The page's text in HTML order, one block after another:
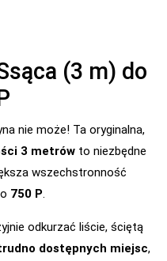
(3 m) do
nie może! Ta oryginalna,
3 metrów to niezbędne
wszechstronność
750 P.
odkurzać liście, ściętą
dostępnych miejsc,